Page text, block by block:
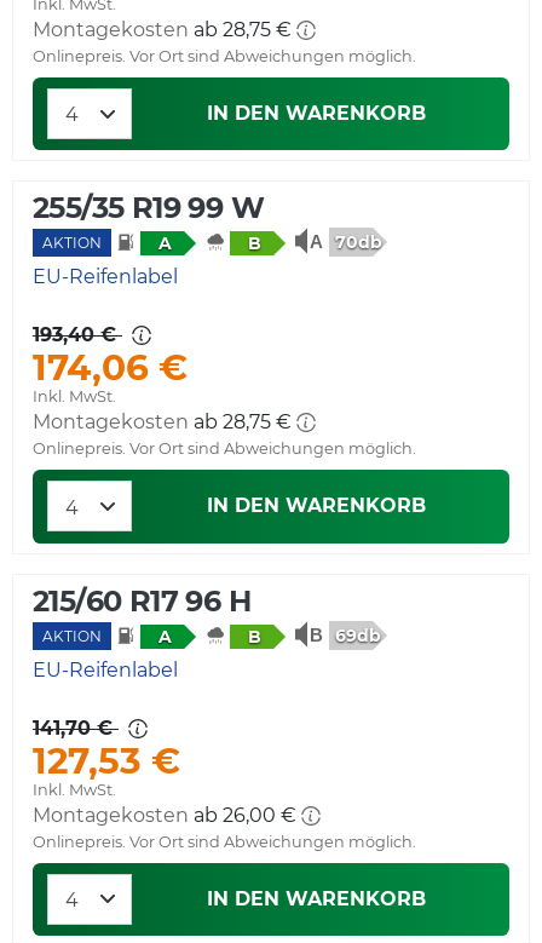
Inkl. MwSt.
Montagekosten ab 28,75 €
Onlinepreis. Vor Ort sind Abweichungen möglich.
IN DEN WARENKORB
255/35 R19 99 W
AKTION A B 70db
EU-Reifenlabel
193,40 €
174,06 €
Inkl. MwSt.
Montagekosten ab 28,75 €
Onlinepreis. Vor Ort sind Abweichungen möglich.
IN DEN WARENKORB
215/60 R17 96 H
AKTION A B 69db
EU-Reifenlabel
141,70 €
127,53 €
Inkl. MwSt.
Montagekosten ab 26,00 €
Onlinepreis. Vor Ort sind Abweichungen möglich.
IN DEN WARENKORB